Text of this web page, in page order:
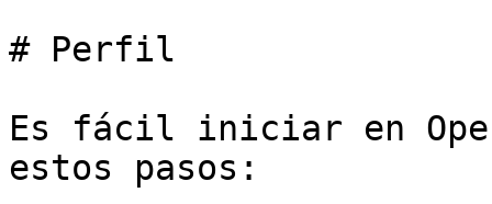
# Perfil
Es fácil iniciar en
estos pasos: